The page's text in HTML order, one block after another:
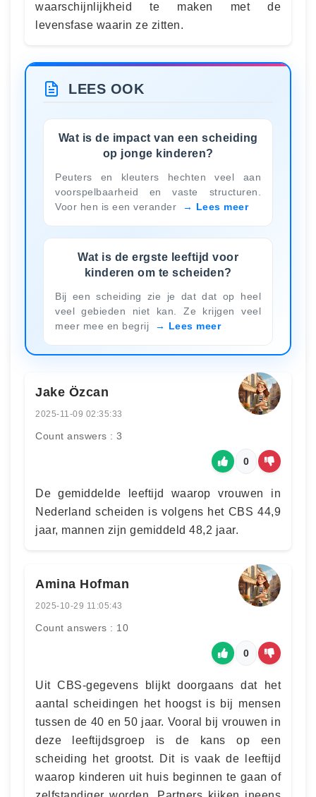
waarschijnlijkheid te maken met de
levensfase waarin ze zitten.
LEES OOK
Wat is de impact van een scheiding
op jonge kinderen?
Peuters en kleuters hechten veel aan
voorspelbaarheid en vaste structuren.
Voor hen is een verander
Lees meer
Wat is de ergste leeftijd voor
kinderen om te scheiden?
Bij een scheiding zie je dat dat op heel
veel gebieden niet kan. Ze krijgen veel
meer mee en begrij
Lees meer
Jake Özcan
2025-11-09 02:35:33
Count answers : 3
0
De gemiddelde leeftijd waarop vrouwen in
Nederland scheiden is volgens het CBS 44,9
jaar, mannen zijn gemiddeld 48,2 jaar.
Amina Hofman
2025-10-29 11:05:43
Count answers : 10
0
Uit CBS-gegevens blijkt doorgaans dat het
aantal scheidingen het hoogst is bij mensen
tussen de 40 en 50 jaar. Vooral bij vrouwen in
deze leeftijdsgroep is de kans op een
scheiding het grootst. Dit is vaak de leeftijd
waarop kinderen uit huis beginnen te gaan of